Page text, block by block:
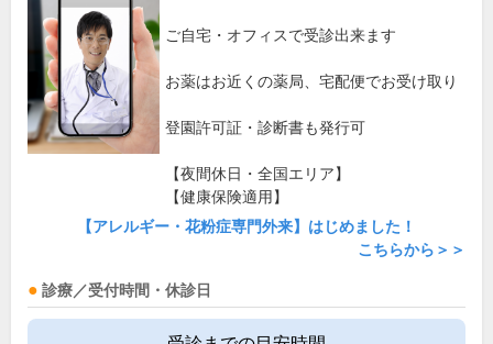
ご自宅・オフィスで受診出来ます
お薬はお近くの薬局、宅配便でお受け取り
登園許可証・診断書も発行可
【夜間休日・全国エリア】
【健康保険適用】
【アレルギー・花粉症専門外来】はじめました！
こちらから＞＞
診療／受付時間・休診日